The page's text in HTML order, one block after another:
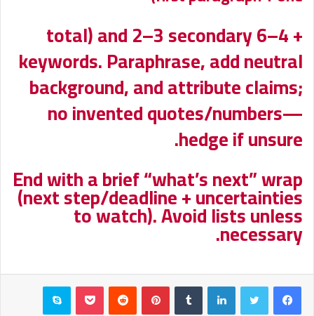
+ 4–6 total) and 2–3 secondary
keywords. Paraphrase, add neutral
background, and attribute claims;
no invented quotes/numbers—
hedge if unsure.
End with a brief “what’s next” wrap
(next step/deadline + uncertainties
to watch). Avoid lists unless
necessary.
فيسبوكتويتر لينكدإن بينتيريست بوكيت سكايب